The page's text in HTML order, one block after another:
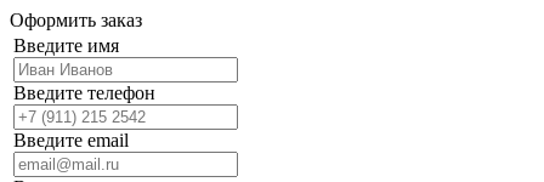
Оформить заказ
Введите имя
Введите телефон
Введите email